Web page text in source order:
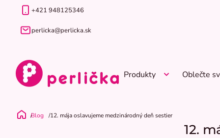
+421 948125346
perlicka@perlicka.sk
Produkty Oblečte
Domov
Blog 12. mája oslavujeme medzinárodný deň sestier
12.